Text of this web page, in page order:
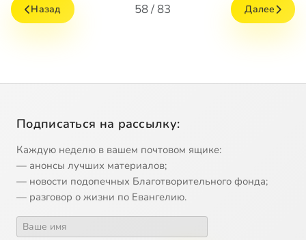
Назад 58 / 83 Далее
Подписаться на рассылку:
Каждую неделю в вашем почтовом ящике:
— анонсы лучших материалов;
— новости подопечных Благотворительного фонда;
— разговор о жизни по Евангелию.